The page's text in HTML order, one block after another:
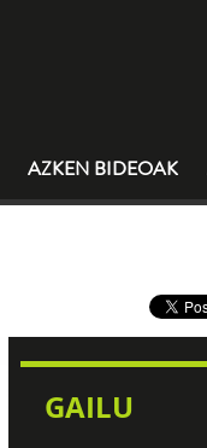
AZKEN BIDEOAK
GAILU